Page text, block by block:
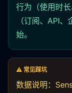
行为（使用时
（订阅、API
始。
⚠️ 常见踩坑
数据说明：